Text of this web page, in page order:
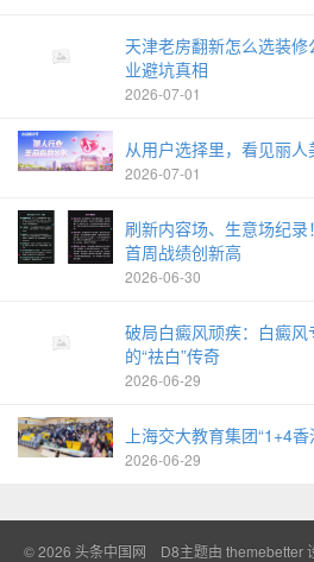
天津老房翻新怎么选装
业避坑真相
2026-07-01
从用户选择里，看见丽
2026-07-01
刷新内容场、生意场纪
首周战绩创新高
2026-06-30
破局白癜风顽疾：白癜
的“祛白”传奇
2026-06-29
上海交大教育集团“1+4
2026-06-29
© 2026 头条中国网 D8主题由 themebetter